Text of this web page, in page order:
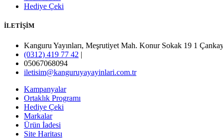
Hediye Çeki
İLETİŞİM
Kanguru Yayınları, Meşrutiyet Mah. Konur Sokak 19 1
(0312) 419 77 42 |
05067068094
iletisim@kanguruyayayinlari.com.tr
Kampanyalar
Ortaklık Programı
Hediye Çeki
Markalar
Ürün İadesi
Site Haritası